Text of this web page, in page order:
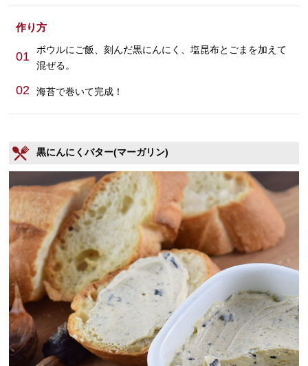
作り方
01
ボウルにご飯、刻んだ黒にんにく、塩昆布とごまを加えて
混ぜる。
02 海苔で巻いて完成！
黒にんにくバター(マーガリン)